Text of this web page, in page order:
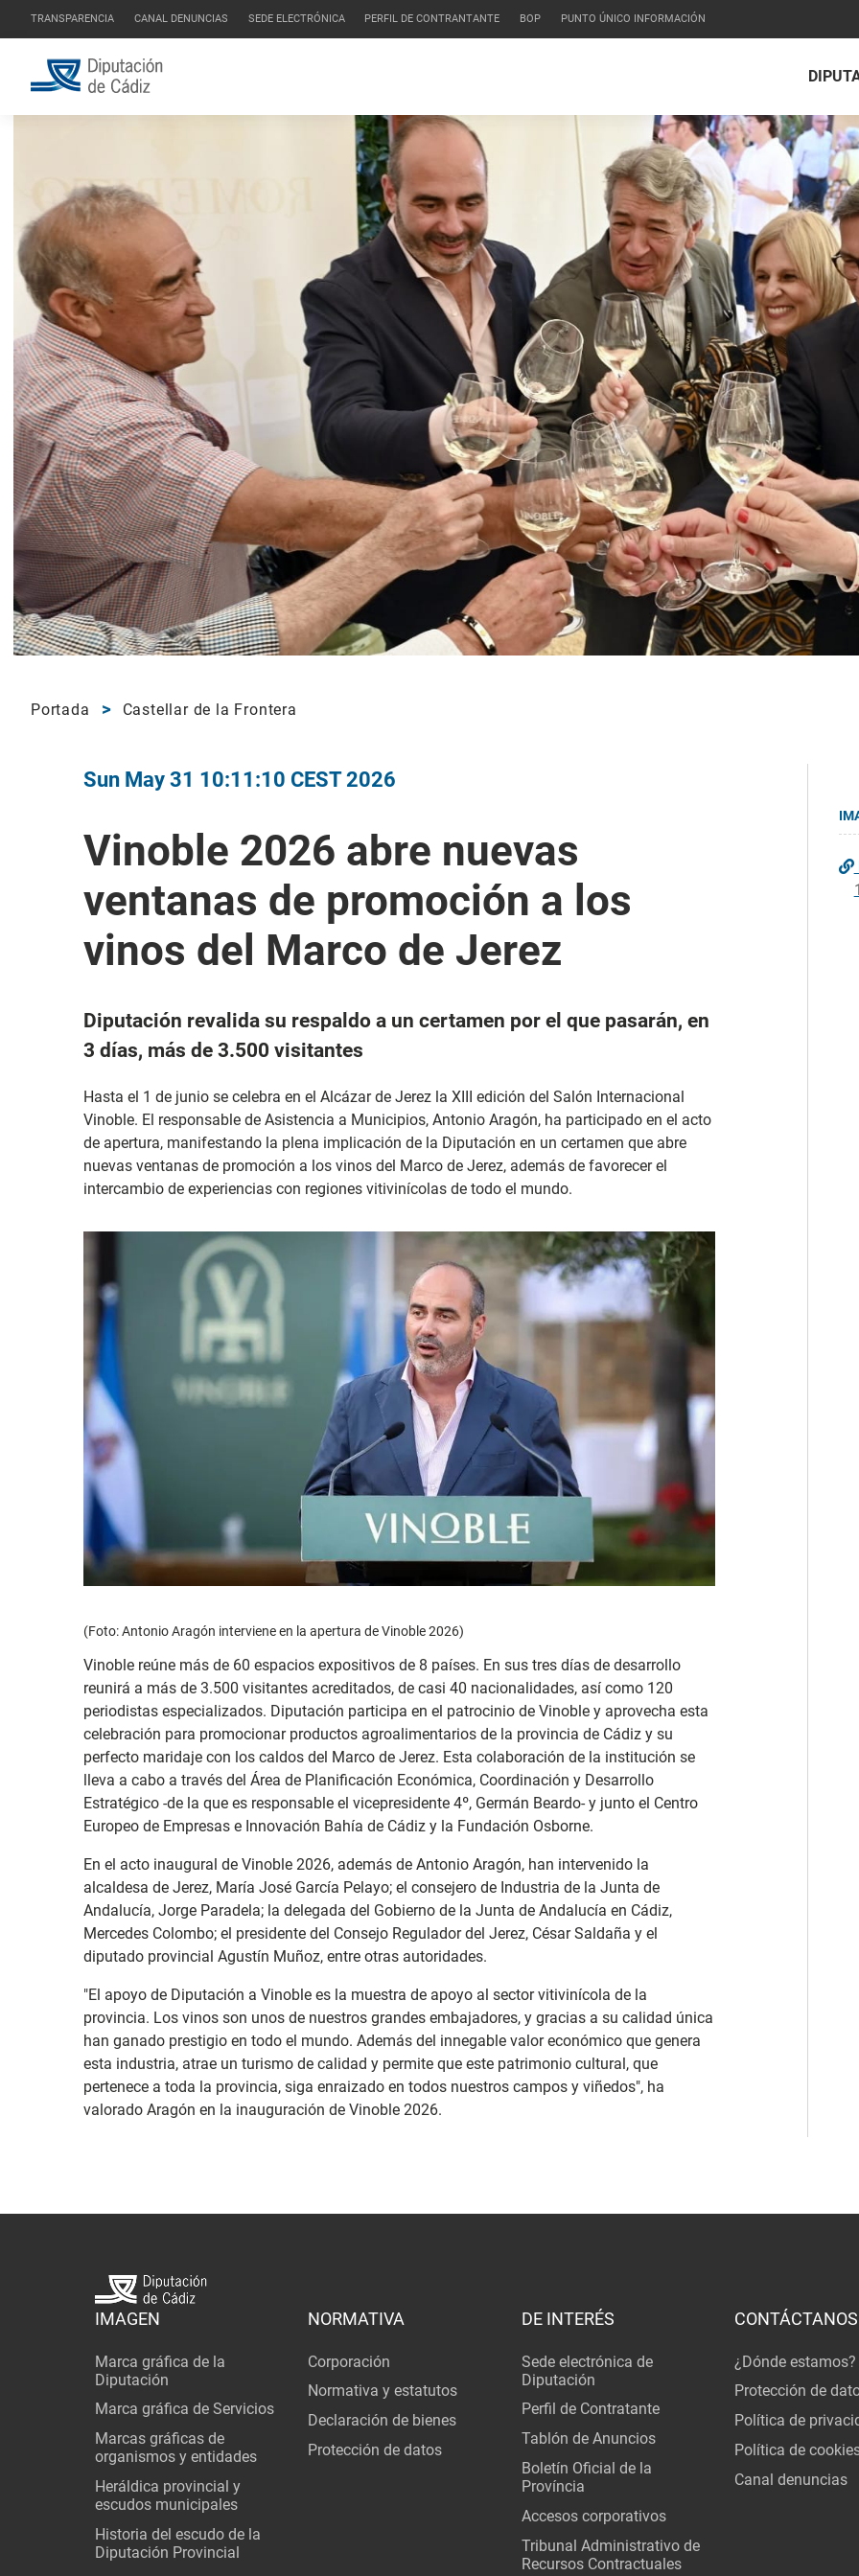
TRANSPARENCIA CANAL DENUNCIAS SEDE ELECTRÓNICA PERFIL DE CONTRANTANTE BOP PUNTO ÚNICO INFORMACIÓN
Portada Castellar de la Frontera
Sun May 31 10:11:10 CEST 2026
Vinoble 2026 abre nuevas
ventanas de promoción a los
vinos del Marco de Jerez
Diputación revalida su respaldo a un certamen por el que pasarán, en
3 días, más de 3.500 visitantes
Hasta el 1 de junio se celebra en el Alcázar de Jerez la XIII edición del Salón Internacional
Vinoble. El responsable de Asistencia a Municipios, Antonio Aragón, ha participado en el acto
de apertura, manifestando la plena implicación de la Diputación en un certamen que abre
nuevas ventanas de promoción a los vinos del Marco de Jerez, además de favorecer el
intercambio de experiencias con regiones vitivinícolas de todo el mundo.
(Foto: Antonio Aragón interviene en la apertura de Vinoble 2026)
Vinoble reúne más de 60 espacios expositivos de 8 países. En sus tres días de desarrollo
reunirá a más de 3.500 visitantes acreditados, de casi 40 nacionalidades, así como 120
periodistas especializados. Diputación participa en el patrocinio de Vinoble y aprovecha esta
celebración para promocionar productos agroalimentarios de la provincia de Cádiz y su
perfecto maridaje con los caldos del Marco de Jerez. Esta colaboración de la institución se
lleva a cabo a través del Área de Planificación Económica, Coordinación y Desarrollo
Estratégico -de la que es responsable el vicepresidente 4º, Germán Beardo- y junto el Centro
Europeo de Empresas e Innovación Bahía de Cádiz y la Fundación Osborne.
En el acto inaugural de Vinoble 2026, además de Antonio Aragón, han intervenido la
alcaldesa de Jerez, María José García Pelayo; el consejero de Industria de la Junta de
Andalucía, Jorge Paradela; la delegada del Gobierno de la Junta de Andalucía en Cádiz,
Mercedes Colombo; el presidente del Consejo Regulador del Jerez, César Saldaña y el
diputado provincial Agustín Muñoz, entre otras autoridades.
"El apoyo de Diputación a Vinoble es la muestra de apoyo al sector vitivinícola de la
provincia. Los vinos son unos de nuestros grandes embajadores, y gracias a su calidad única
han ganado prestigio en todo el mundo. Además del innegable valor económico que genera
esta industria, atrae un turismo de calidad y permite que este patrimonio cultural, que
pertenece a toda la provincia, siga enraizado en todos nuestros campos y viñedos", ha
valorado Aragón en la inauguración de Vinoble 2026.
IMAGEN
Marca gráfica de la
Diputación
Marca gráfica de Servicios
Marcas gráficas de
organismos y entidades
Heráldica provincial y
escudos municipales
Historia del escudo de la
Diputación Provincial
NORMATIVA
Corporación
Normativa y estatutos
Declaración de bienes
Protección de datos
DE INTERÉS
Sede electrónica de
Diputación
Perfil de Contratante
Tablón de Anuncios
Boletín Oficial de la
Província
Accesos corporativos
Tribunal Administrativo de
Recursos Contractuales
CONTÁCTANOS
¿Dónde estamos?
Protección de
Política de
Política de
Canal denuncias